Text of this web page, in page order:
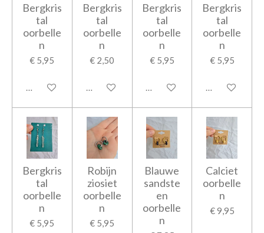
Bergkris
tal
oorbelle
n
€ 5,95
In winkelwagen
Bergkris
tal
oorbelle
n
€ 2,50
In winkelwagen
Bergkris
tal
oorbelle
n
€ 5,95
In winkelwagen
Bergkris
tal
oorbelle
n
€ 5,95
In
Bergkris
tal
oorbelle
n
€ 5,95
Robijn
ziosiet
oorbelle
n
€ 5,95
Blauwe
sandste
en
oorbelle
n
Calciet
oorbelle
n
€ 9,95